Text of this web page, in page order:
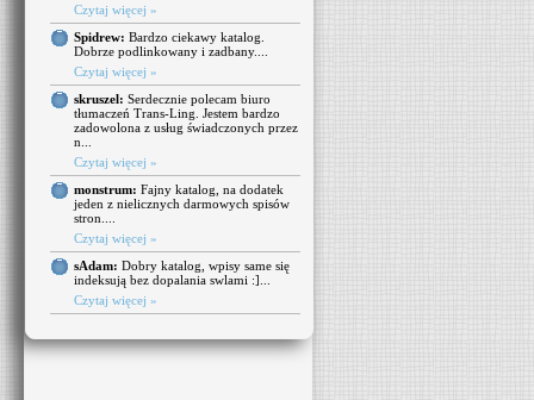
Czytaj więcej »
Spidrew: Bardzo ciekawy katalog.
Dobrze podlinkowany i zadbany....
Czytaj więcej »
skruszel: Serdecznie polecam biuro
tłumaczeń Trans-Ling. Jestem bardzo
zadowolona z usług świadczonych przez
n...
Czytaj więcej »
monstrum: Fajny katalog, na dodatek
jeden z nielicznych darmowych spisów
stron....
Czytaj więcej »
sAdam: Dobry katalog, wpisy same się
indeksują bez dopalania swlami :]...
Czytaj więcej »